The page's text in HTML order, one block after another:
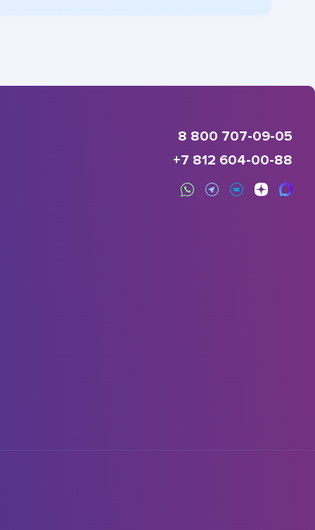
8 800 707-09-05
+7 812 604-00-88